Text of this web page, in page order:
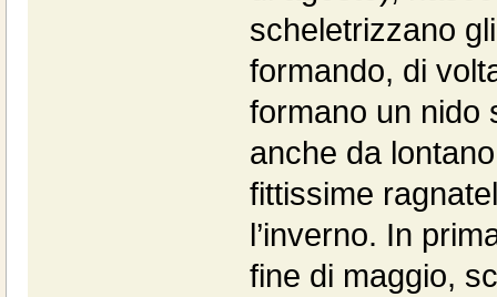
scheletrizzano
formando, di
formano un nido
anche da
fittissime
l’inverno. In
fine di maggio,